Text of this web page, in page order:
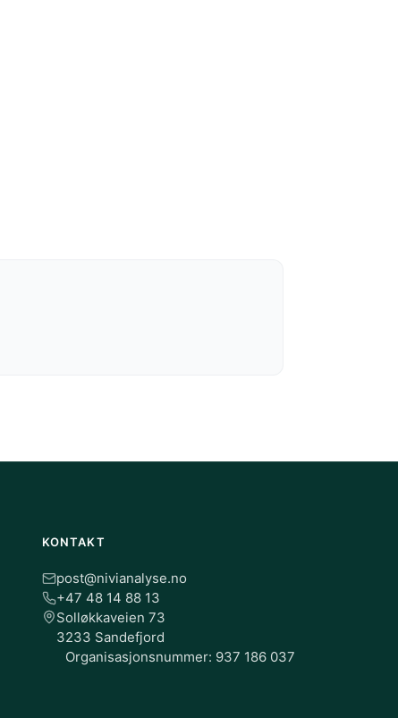
KONTAKT
post@nivianalyse.no
+47 48 14 88 13
Solløkkaveien 73
3233 Sandefjord
Organisasjonsnummer: 937 186 037